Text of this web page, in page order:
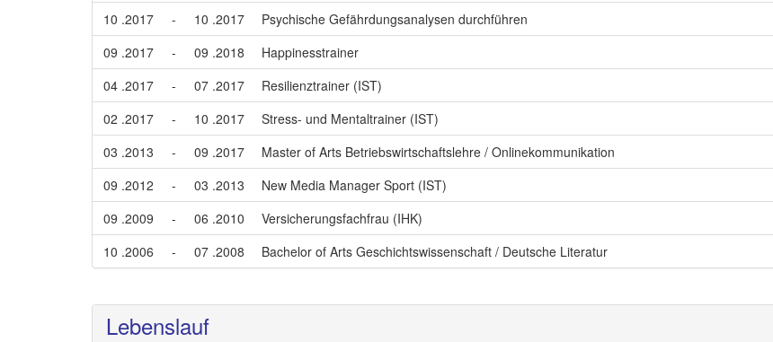
10 .2017
- 10 .2017 Psychische Gefährdungsanalysen durchführen
09 .2017
- 09 .2018 Happinesstrainer
04 .2017
- 07 .2017 Resilienztrainer (IST)
02 .2017
- 10 .2017 Stress- und Mentaltrainer (IST)
03 .2013
- 09 .2017 Master of Arts Betriebswirtschaftslehre / Onlinekommunikation
09 .2012
- 03 .2013 New Media Manager Sport (IST)
09 .2009
- 06 .2010 Versicherungsfachfrau (IHK)
10 .2006
- 07 .2008 Bachelor of Arts Geschichtswissenschaft / Deutsche Literatur
Lebenslauf